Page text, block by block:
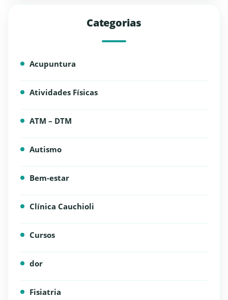
Categorias
Acupuntura
Atividades Físicas
ATM – DTM
Autismo
Bem-estar
Clínica Cauchioli
Cursos
dor
Fisiatria